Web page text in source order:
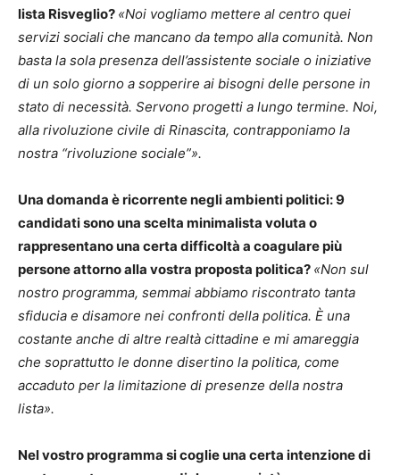
lista Risveglio? «Noi vogliamo mettere al centro quei
servizi sociali che mancano da tempo alla comunità. Non
basta la sola presenza dell’assistente sociale o iniziative
di un solo giorno a sopperire ai bisogni delle persone in
stato di necessità. Servono progetti a lungo termine. Noi,
alla rivoluzione civile di Rinascita, contrapponiamo la
nostra “rivoluzione sociale”».
Una domanda è ricorrente negli ambienti politici: 9
candidati sono una scelta minimalista voluta o
rappresentano una certa difficoltà a coagulare più
persone attorno alla vostra proposta politica? «Non sul
nostro programma, semmai abbiamo riscontrato tanta
sfiducia e disamore nei confronti della politica. È una
costante anche di altre realtà cittadine e mi amareggia
che soprattutto le donne disertino la politica, come
accaduto per la limitazione di presenze della nostra
lista».
Nel vostro programma si coglie una certa intenzione di